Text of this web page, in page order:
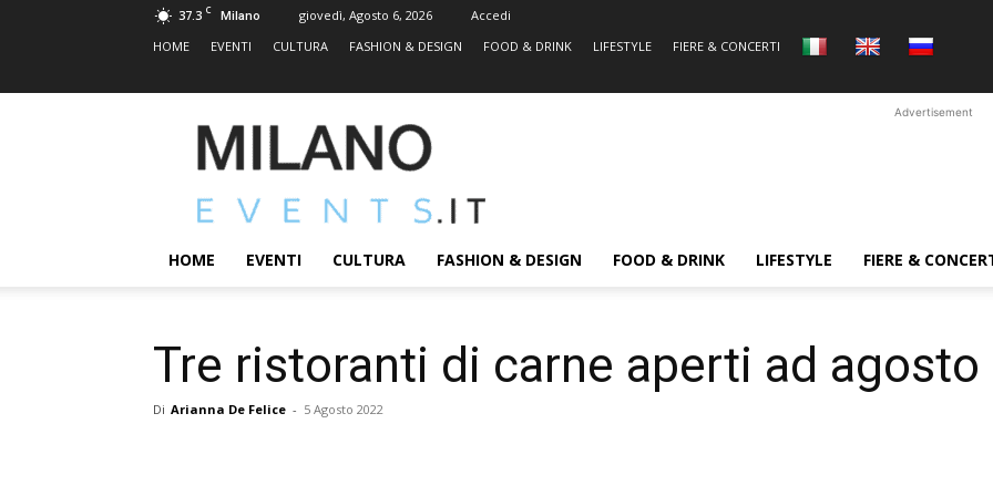
37.3 C Milano giovedì, Agosto 6, 2026
Accedi
HOME
EVENTI CULTURA FASHION & DESIGN FOOD & DRINK LIFESTYLE FIERE & CONCERTI
MILANOEVENTS.IT
|
2.0
ed
Eventi
Advertisement
HOME EVENTI CULTURA FASHION & DESIGN FOOD & DRINK LIFESTYLE FIERE &
Tre ristoranti di carne aperti ad agosto
Di Arianna De Felice - 5 Agosto 2022